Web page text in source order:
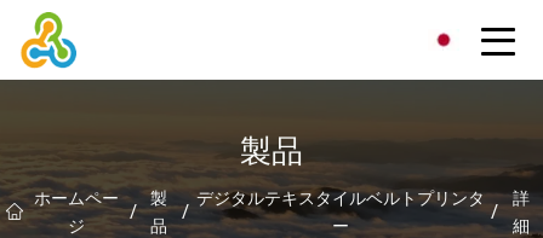
製品
ホームペー
ジ
/ 製
品
/ デジタルテキスタイルベルトプリンタ
ー
/ 詳
細